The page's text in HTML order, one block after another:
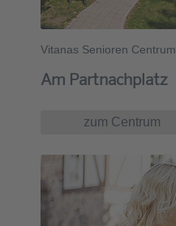
Vitanas Senioren Centrum
Am Partnachplatz
zum Centrum